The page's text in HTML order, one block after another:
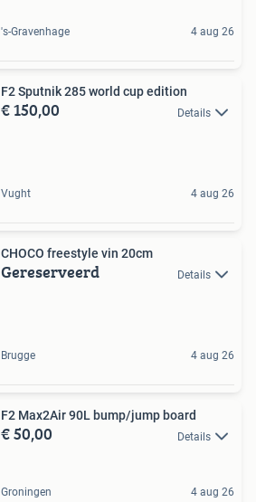
's-Gravenhage 4 aug 26
F2 Sputnik 285 world cup edition
€ 150,00 Details
Vught 4 aug 26
CHOCO freestyle vin 20cm
Gereserveerd Details
Brugge 4 aug 26
F2 Max2Air 90L bump/jump board
€ 50,00 Details
Groningen 4 aug 26